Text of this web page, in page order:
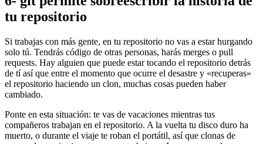
tu repositorio
Si trabajas con más gente, en tu repositorio no vas a estar hurgando
solo tú. Tendrás código de otras personas, harás merges o pull
requests. Hay alguien que puede estar tocando el repositorio detrás
de tí así que entre el momento que ocurre el desastre y «recuperas»
el repositorio haciendo un clon, muchas cosas pueden haber
cambiado.
Ponte en esta situación: te vas de vacaciones mientras tus
compañeros trabajan en el repositorio. A la vuelta tu disco duro ha
muerto, o durante el viaje te roban el portátil, así que clonas de